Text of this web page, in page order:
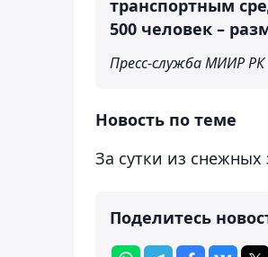
транспортным
500 человек –
Пресс-служба МИИР РК
Новость по теме
За сутки из снежных
Поделитесь